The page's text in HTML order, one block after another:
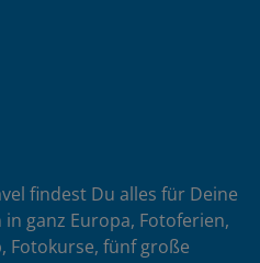
findest Du alles für Deine
ganz Europa, Fotoferien,
Fotokurse, fünf große